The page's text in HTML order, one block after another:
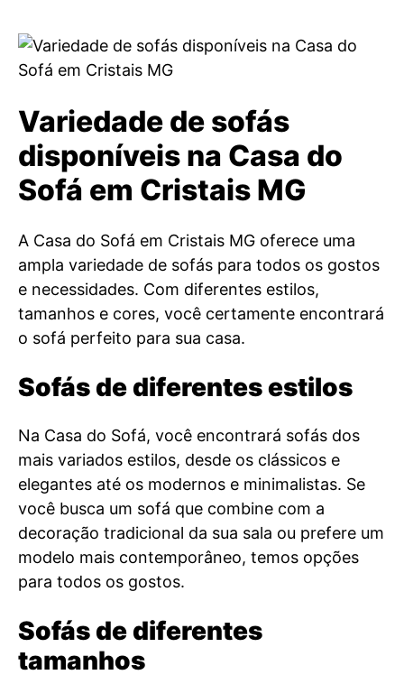
Variedade de sofás
disponíveis na Casa do
Sofá em Cristais MG
A Casa do Sofá em Cristais MG oferece uma
ampla variedade de sofás para todos os gostos
e necessidades. Com diferentes estilos,
tamanhos e cores, você certamente encontrará
o sofá perfeito para sua casa.
Sofás de diferentes estilos
Na Casa do Sofá, você encontrará sofás dos
mais variados estilos, desde os clássicos e
elegantes até os modernos e minimalistas. Se
você busca um sofá que combine com a
decoração tradicional da sua sala ou prefere um
modelo mais contemporâneo, temos opções
para todos os gostos.
Sofás de diferentes
tamanhos